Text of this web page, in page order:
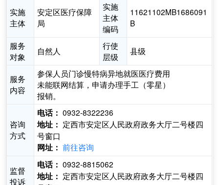
实施
主体
安定区医疗保障
局
实施
主体
编码
11621102MB1686091
B
服务
对象
自然人
行使
层级
县级
服务
内容
参保人员门诊慢特病异地就医医疗费用
未能联网结算，申请办理手工（零星）
报销。
咨询
方式
电话： 0932-8322236
地址： 定西市安定区人民政府政务大厅二号楼四
号窗口
网址： 前往咨询
监督
投诉
电话： 0932-8815062
地址： 定西市安定区人民政府政务大厅二号楼四